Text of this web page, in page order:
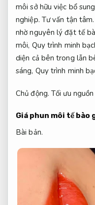
môi sở hữu việc bổ
nghiệp. Tư vấn tận tâm.
nhờ nguyên lý đặt tế
môi, Quy trình minh
diện cả bên trong lẫn
sáng, Quy trình minh
Chủ động. Tối ưu nguồn
Giá phun môi tế bào
Bài bản.